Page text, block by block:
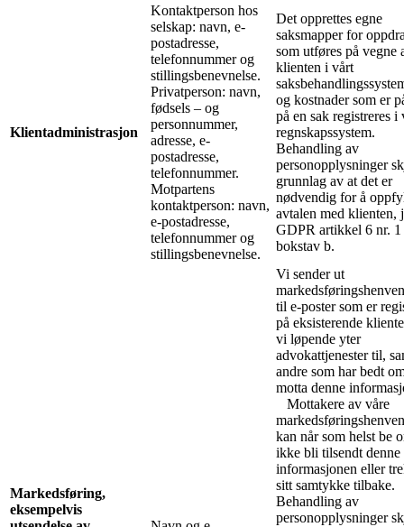
Klientadministrasjon
Kontaktperson hos
selskap: navn, e-
postadresse,
telefonnummer og
stillingsbenevnelse.
Privatperson: navn,
fødsels – og
personnummer,
adresse, e-
postadresse,
telefonnummer.
Motpartens
kontaktperson: navn,
e-postadresse,
telefonnummer og
stillingsbenevnelse.
Det opprettes egne
saksmapper for
som utføres på vegne
klienten i vårt
og kostnader som er
på en sak registreres i
regnskapssystem.
Behandling av
personopplysninger
grunnlag av at det er
nødvendig for å
avtalen med klienten,
GDPR artikkel 6 nr. 1
bokstav b.
Markedsføring,
eksempelvis
Vi sender ut
til e-poster som er
på eksisterende
vi løpende yter
advokattjenester til,
andre som har bedt
motta denne
Mottakere av våre
kan når som helst be
ikke bli tilsendt denne
informasjonen eller
sitt samtykke tilbake.
Behandling av
personopplysninger